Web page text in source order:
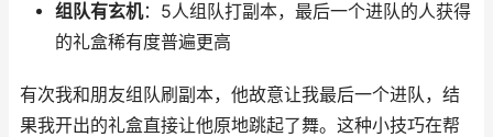
组队有玄机：5人组队打副本，最后一个进队的人获得
的礼盒稀有度普遍更高
有次我和朋友组队刷副本，他故意让我最后一个进队，结
果我开出的礼盒直接让他原地跳起了舞。这种小技巧在帮